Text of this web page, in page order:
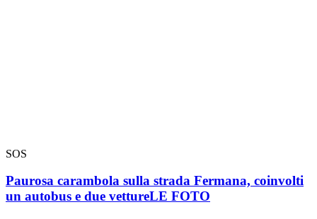
SOS
Paurosa carambola sulla strada Fermana, coinvolti
un autobus e due vettureLE FOTO